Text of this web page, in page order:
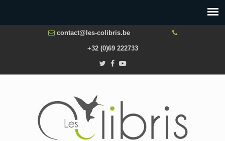
contact@les-colibris.be
+32 (0)69 222733